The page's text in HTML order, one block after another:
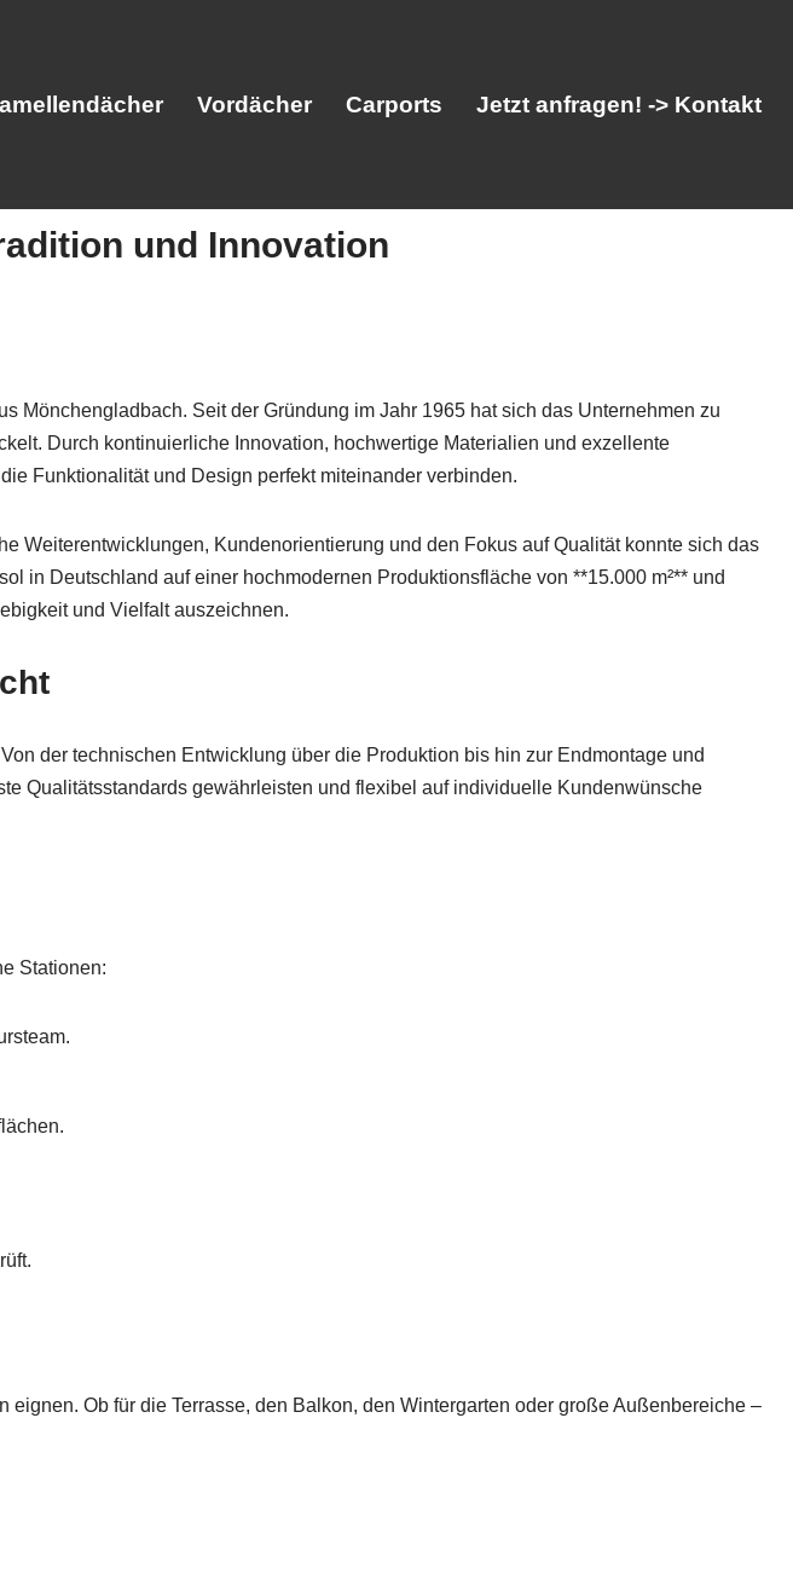
Vordächer Carports Jetzt anfragen! -> Kontakt
und Innovation
Mönchengladbach. Seit der Gründung im Jahr 1965 hat sich das Unternehmen zu
Durch kontinuierliche Innovation, hochwertige Materialien und exzellente
Funktionalität und Design perfekt miteinander verbinden.
Weiterentwicklungen, Kundenorientierung und den Fokus auf Qualität konnte sich das
in Deutschland auf einer hochmodernen Produktionsfläche von **15.000 m²** und
und Vielfalt auszeichnen.
der technischen Entwicklung über die Produktion bis hin zur Endmontage und
Qualitätsstandards gewährleisten und flexibel auf individuelle Kundenwünsche
Stationen:
Ob für die Terrasse, den Balkon, den Wintergarten oder große Außenbereiche –